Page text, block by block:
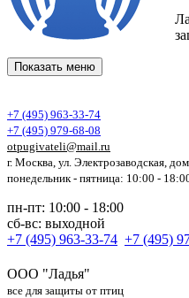
Показать меню
+7 (495) 963-33-74
+7 (495) 979-68-08
otpugivateli@mail.ru
г. Москва, ул. Электрозаводская,
понедельник - пятница: 10:00 -
пн-пт: 10:00 - 18:00
сб-вс: выходной
+7 (495) 963-33-74 +7 (495)
ООО "Ладья"
все для защиты от птиц